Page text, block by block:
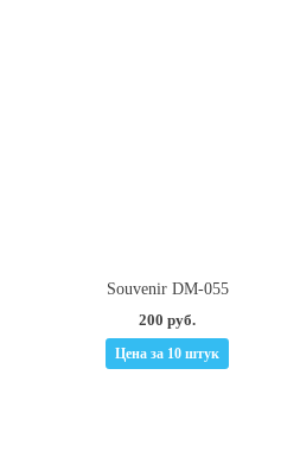
Souvenir DM-055
200 руб.
Цена за 10 штук